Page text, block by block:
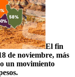
El fin
de noviembre, más
un movimiento